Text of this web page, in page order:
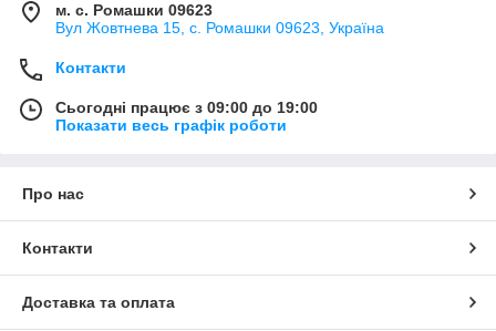
м. с. Ромашки 09623
Вул Жовтнева 15, с. Ромашки 09623, Україна
Контакти
Сьогодні працює з 09:00 до 19:00
Показати весь графік роботи
Про нас
Контакти
Доставка та оплата